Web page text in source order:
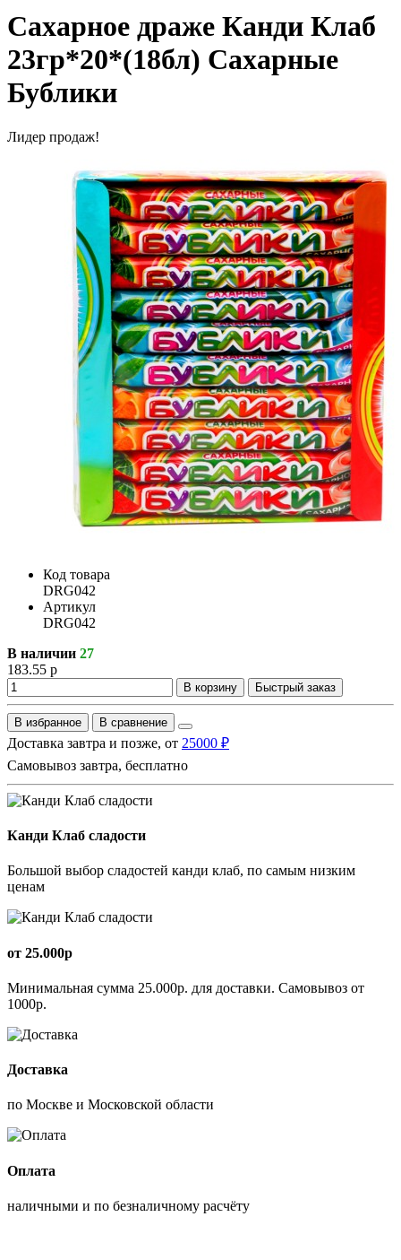
Сахарное драже Канди Клаб
23гр*20*(18бл) Сахарные
Бублики
Лидер продаж!
Код товара
DRG042
Артикул
DRG042
В наличии 27
183.55 р
В корзину Быстрый заказ
В избранное В сравнение
Доставка завтра и позже, от 25000 ₽
Самовывоз завтра, бесплатно
Канди Клаб сладости
Большой выбор сладостей канди клаб, по самым низким
ценам
от 25.000р
Минимальная сумма 25.000р. для доставки. Самовывоз от
1000р.
Доставка
по Москве и Московской области
Оплата
наличными и по безналичному расчёту